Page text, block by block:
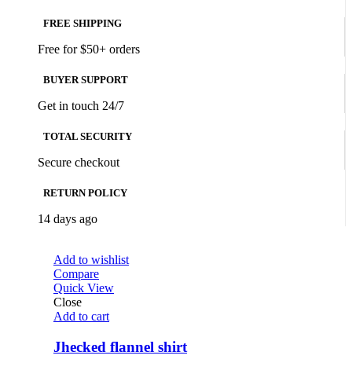
FREE SHIPPING
Free for $50+ orders
BUYER SUPPORT
Get in touch 24/7
TOTAL SECURITY
Secure checkout
RETURN POLICY
14 days ago
Add to wishlist
Compare
Quick View
Close
Add to cart
Jhecked flannel shirt